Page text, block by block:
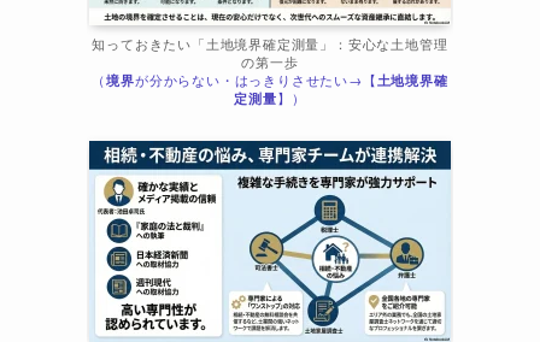
知っておきたい「土地境界確定測量」：安心な土地管理
の第一歩
（境界が分からない・はっきりさせたい→【土地境界確
定測量】）